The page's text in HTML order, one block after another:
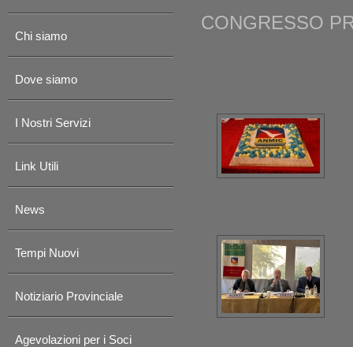
Chi siamo
Dove siamo
I Nostri Servizi
Link Utili
News
Tempi Nuovi
Notiziario Provinciale
Agevolazioni per i Soci
CONGRESSO